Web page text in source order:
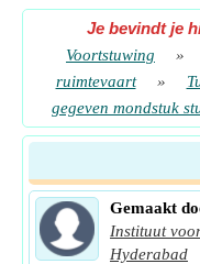
Je bevindt je
Voortstuwing
»
ruimtevaart
»
gegeven mondstuk
Gemaakt
Instituut
Hyderabad